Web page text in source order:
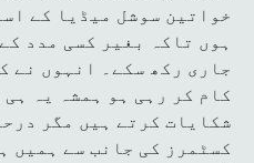
خواتین سوشل میڈیا کے
ہوں تاکہ بغیر کسی مدد
جاری رکھ سکے۔ انہوں نے
کام کر رہی ہو ہمشہ یہ
شکایات کرتے ہیں مگر
کسٹمرز کی جانب سے ہمیں